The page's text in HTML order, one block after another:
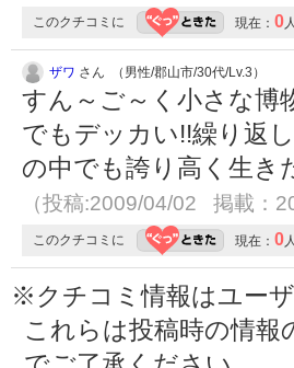
このクチコミに 現在： 0人
ザワ さん （男性/郡山市/30代/Lv.3）
すん～ご～く小さな博
でもデッカい!!繰り返
の中でも誇り高く生き
（投稿:2009/04/02 掲載：
このクチコミに 現在： 0人
※クチコミ情報はユー
これらは投稿時の情